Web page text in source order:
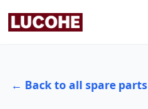
← Back to all spare parts